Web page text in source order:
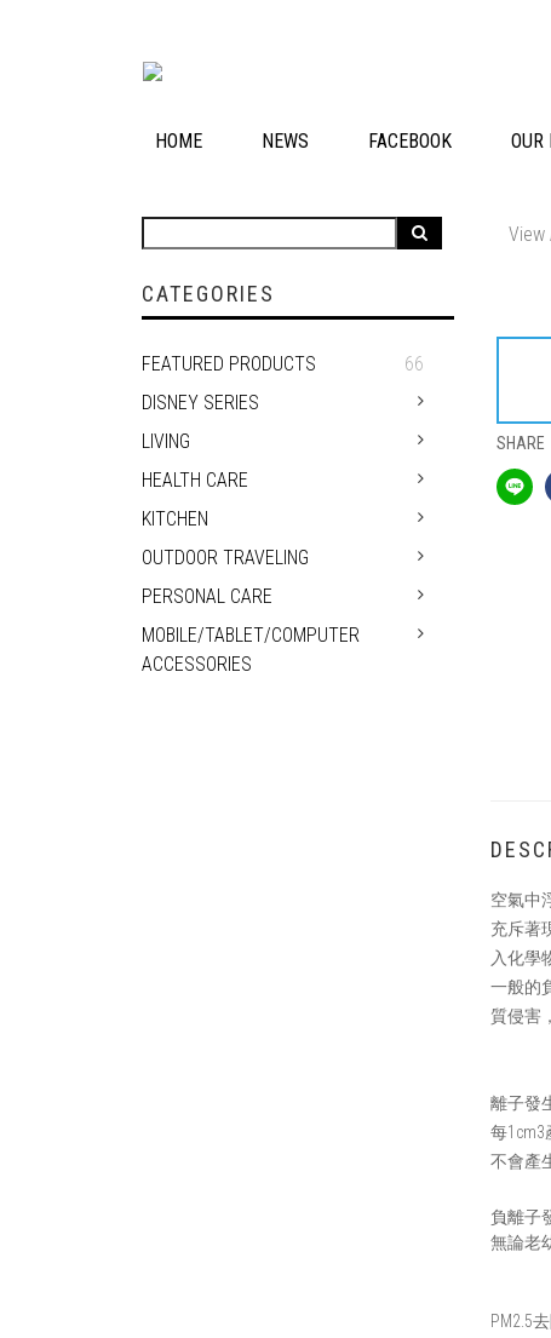
HOME NEWS FACEBOOK OUR
CATEGORIES
FEATURED PRODUCTS
66
DISNEY SERIES
LIVING
HEALTH CARE
KITCHEN
OUTDOOR TRAVELING
PERSONAL CARE
MOBILE/TABLET/COMPUTER
ACCESSORIES
View
SHARE
空氣中
充斥著
入化學
一般的
質侵害
離子發
每1cm3
不會產
負離子
無論老
PM2.5